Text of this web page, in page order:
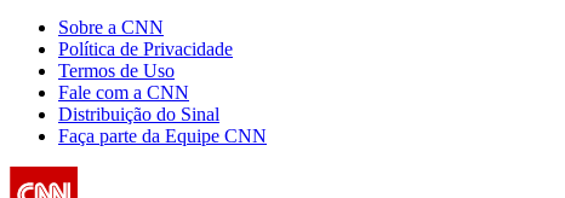
Sobre a CNN
Política de Privacidade
Termos de Uso
Fale com a CNN
Distribuição do Sinal
Faça parte da Equipe CNN